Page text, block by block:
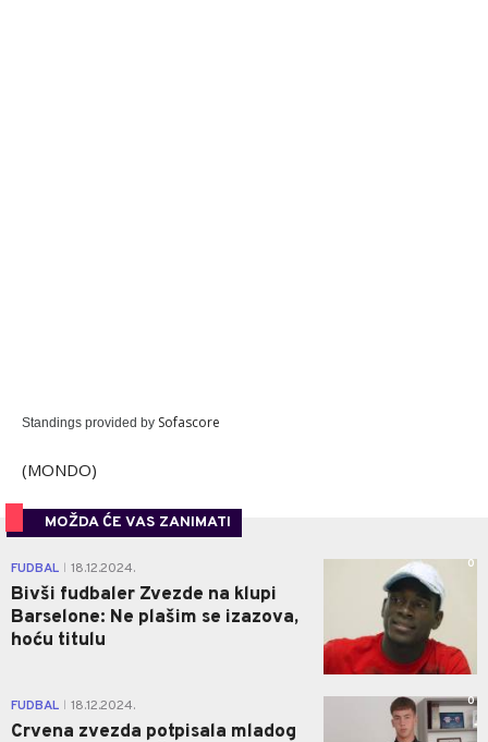
Standings provided by Sofascore
(MONDO)
MOŽDA ĆE VAS ZANIMATI
FUDBAL 18.12.2024.
Bivši fudbaler Zvezde na klupi
Barselone: Ne plašim se izazova,
hoću titulu
0
FUDBAL 18.12.2024.
Crvena zvezda potpisala mladog
0